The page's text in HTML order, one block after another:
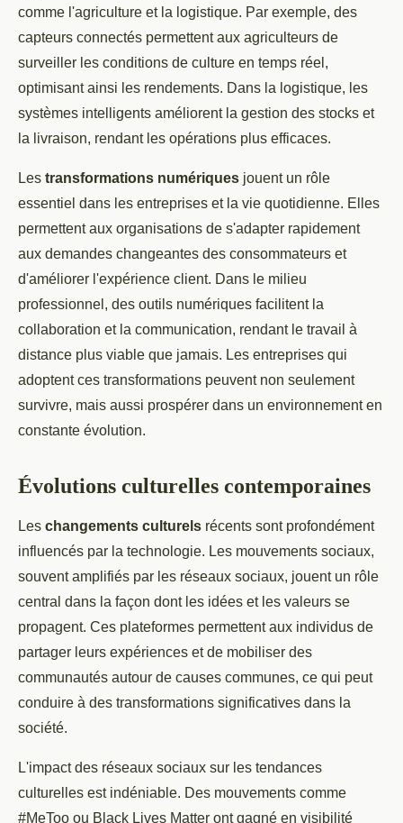
comme l'agriculture et la logistique. Par exemple, des
capteurs connectés permettent aux agriculteurs de
surveiller les conditions de culture en temps réel,
optimisant ainsi les rendements. Dans la logistique, les
systèmes intelligents améliorent la gestion des stocks et
la livraison, rendant les opérations plus efficaces.
Les transformations numériques jouent un rôle
essentiel dans les entreprises et la vie quotidienne. Elles
permettent aux organisations de s'adapter rapidement
aux demandes changeantes des consommateurs et
d'améliorer l'expérience client. Dans le milieu
professionnel, des outils numériques facilitent la
collaboration et la communication, rendant le travail à
distance plus viable que jamais. Les entreprises qui
adoptent ces transformations peuvent non seulement
survivre, mais aussi prospérer dans un environnement en
constante évolution.
Évolutions culturelles contemporaines
Les changements culturels récents sont profondément
influencés par la technologie. Les mouvements sociaux,
souvent amplifiés par les réseaux sociaux, jouent un rôle
central dans la façon dont les idées et les valeurs se
propagent. Ces plateformes permettent aux individus de
partager leurs expériences et de mobiliser des
communautés autour de causes communes, ce qui peut
conduire à des transformations significatives dans la
société.
L'impact des réseaux sociaux sur les tendances
culturelles est indéniable. Des mouvements comme
#MeToo ou Black Lives Matter ont gagné en visibilité